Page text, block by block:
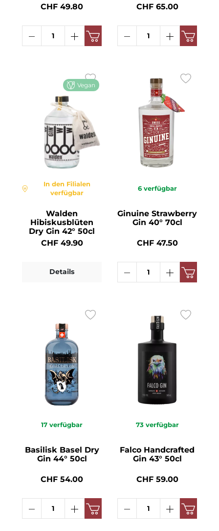
CHF 49.80
CHF 65.00
Vegan
In den Filialen
verfügbar
Walden
Hibiskusblüten
Dry Gin 42° 50cl
CHF 49.90
Details
6 verfügbar
Ginuine Strawberry
Gin 40° 70cl
CHF 47.50
17 verfügbar
Basilisk Basel Dry
Gin 44° 50cl
CHF 54.00
73 verfügbar
Falco Handcrafted
Gin 43° 50cl
CHF 59.00